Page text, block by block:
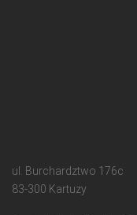
ul. Burchardztwo 176c
83-300 Kartuzy